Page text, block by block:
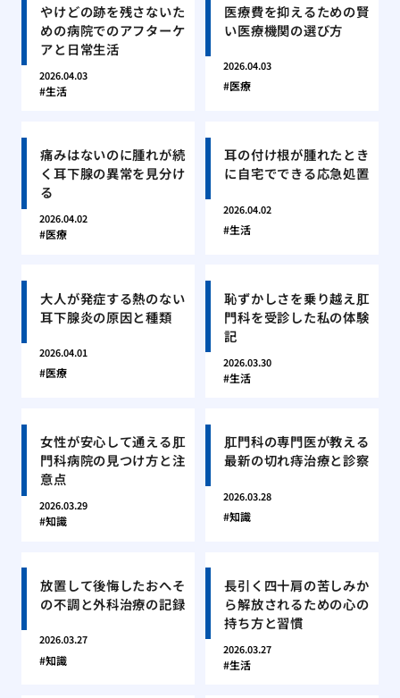
やけどの跡を残さないた
めの病院でのアフターケ
アと日常生活
2026.04.03
生活
医療費を抑えるための賢
い医療機関の選び方
2026.04.03
医療
痛みはないのに腫れが続
く耳下腺の異常を見分け
る
2026.04.02
医療
耳の付け根が腫れたとき
に自宅でできる応急処置
2026.04.02
生活
大人が発症する熱のない
耳下腺炎の原因と種類
2026.04.01
医療
恥ずかしさを乗り越え肛
門科を受診した私の体験
記
2026.03.30
生活
女性が安心して通える肛
門科病院の見つけ方と注
意点
2026.03.29
知識
肛門科の専門医が教える
最新の切れ痔治療と診察
2026.03.28
知識
放置して後悔したおへそ
の不調と外科治療の記録
2026.03.27
知識
長引く四十肩の苦しみか
ら解放されるための心の
持ち方と習慣
2026.03.27
生活